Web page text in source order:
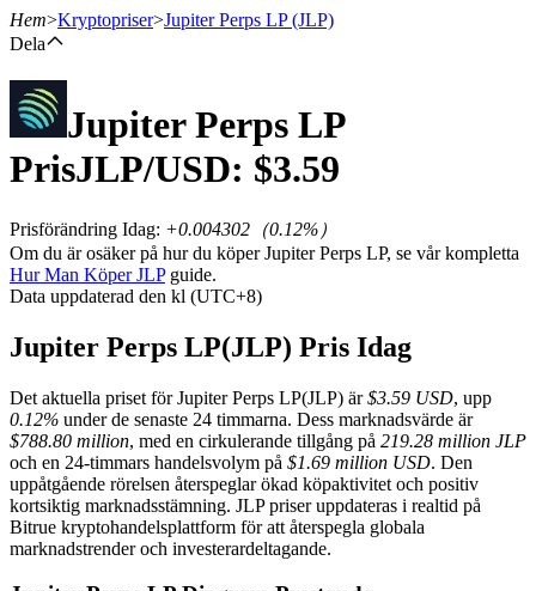
Terminer
USDT Futures
Futures med USDT som säkerhet
Hem>Kryptopriser>Jupiter Perps LP (JLP)
Dela
Jupiter Perps LP
PrisJLP/USD: $3.59
Prisförändring Idag: +0.004302 （0.12%）
Om du är osäker på hur du köper Jupiter Perps LP, se vår kompletta
Hur Man Köper JLPguide.
Data uppdaterad den kl (UTC+8)
Jupiter Perps LP(JLP) Pris Idag
Det aktuella priset för Jupiter Perps LP(JLP) är$3.59 USD, upp
0.12% under de senaste 24 timmarna. Dess marknadsvärde är
$788.80 million, med en cirkulerande tillgång på 219.28 million JLP
och en 24-timmars handelsvolym på $1.69 million USD. Den
uppåtgående rörelsen återspeglar ökad köpaktivitet och positiv
kortsiktig marknadsstämning. JLP priser uppdateras i realtid på
Bitrue kryptohandelsplattform för att återspegla globala
marknadstrender och investerardeltagande.